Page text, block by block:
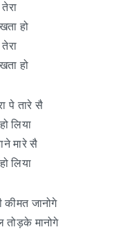
हो
हो
पे तारे सै
लिया
मारे सै
लिया
कीमत जानोगे
तोड़के मानोगे